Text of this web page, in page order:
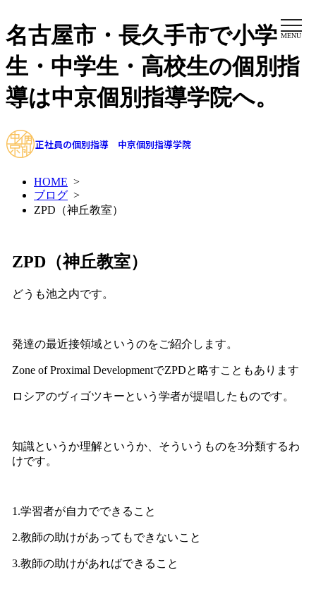
名古屋市・長久手市で小学
生・中学生・高校生の個別指
導は中京個別指導学院へ。
正社員の個別指導 中京個別指導学院
MENU
HOME >
ブログ >
ZPD（神丘教室）
ZPD（神丘教室）
どうも池之内です。
発達の最近接領域というのをご紹介します。
Zone of Proximal DevelopmentでZPDと略すこともあります
ロシアのヴィゴツキーという学者が提唱したものです。
知識というか理解というか、そういうものを3分類するわ
けです。
1.学習者が自力でできること
2.教師の助けがあってもできないこと
3.教師の助けがあればできること